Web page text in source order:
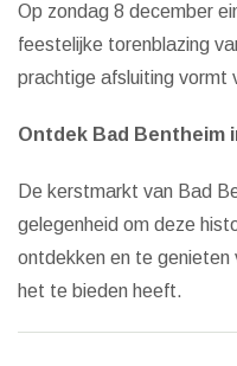
Op zondag 8 december
feestelijke torenblazing
prachtige afsluiting vormt
Ontdek Bad Bentheim
De kerstmarkt van Bad
gelegenheid om deze
ontdekken en te genieten
het te bieden heeft.